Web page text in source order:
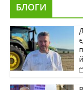
БЛОГИ